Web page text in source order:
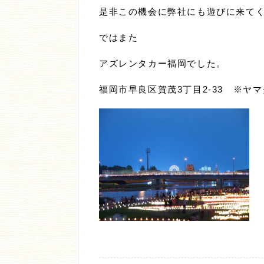
是非この機会に弊社にも遊びに来てく
ではまた
アズレンタカー福岡でした。
福岡市早良区賀茂3丁目2-33 ※ヤマ